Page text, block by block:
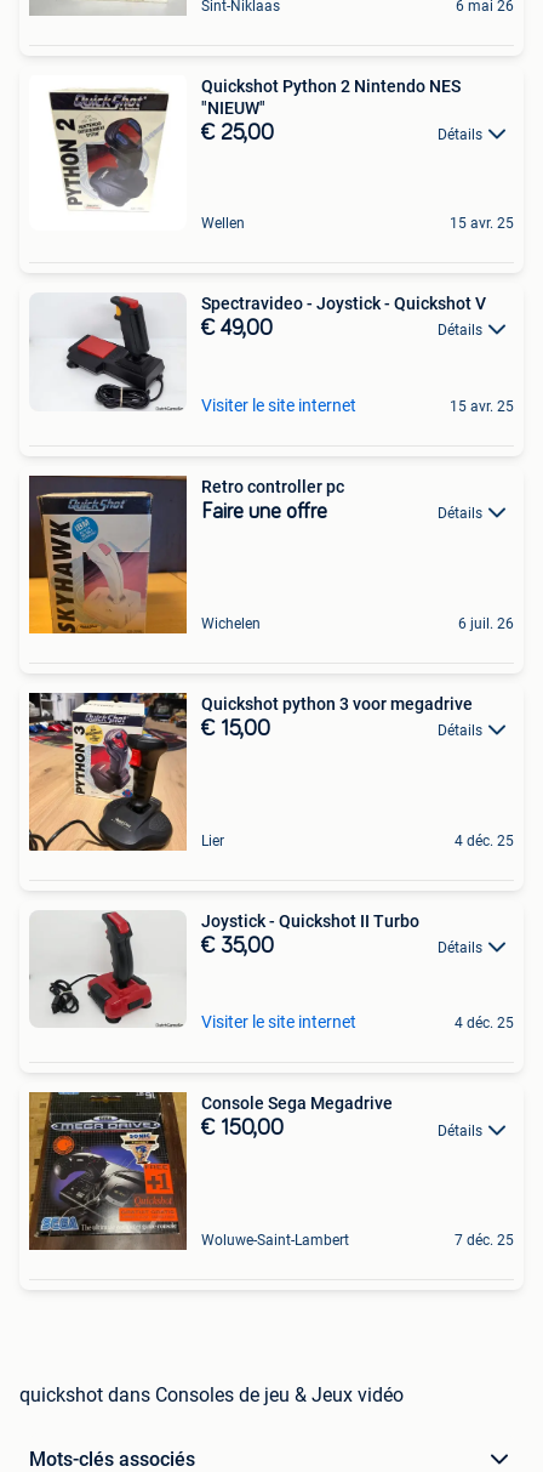
Sint-Niklaas 6 mai 26
Quickshot Python 2 Nintendo NES
"NIEUW"
€ 25,00 Détails
Wellen 15 avr. 25
Spectravideo - Joystick - Quickshot V
€ 49,00 Détails
Visiter le site internet 15 avr. 25
Retro controller pc
Faire une offre Détails
Wichelen 6 juil. 26
Quickshot python 3 voor megadrive
€ 15,00 Détails
Lier 4 déc. 25
Joystick - Quickshot II Turbo
€ 35,00 Détails
Visiter le site internet 4 déc. 25
Console Sega Megadrive
€ 150,00 Détails
Woluwe-Saint-Lambert 7 déc. 25
quickshot dans Consoles de jeu & Jeux vidéo
Mots-clés associés